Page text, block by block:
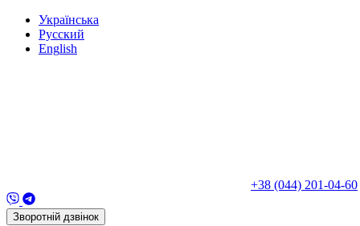
Українська
Русский
English
+38 (044) 201-04-60
Зворотній дзвінок